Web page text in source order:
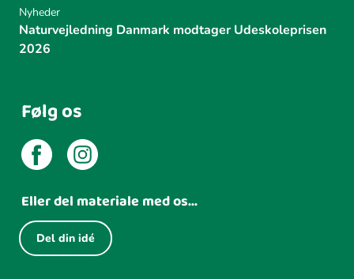
Nyheder
Naturvejledning Danmark modtager Udeskoleprisen
2026
Følg os
Eller del materiale med os...
Del din idé